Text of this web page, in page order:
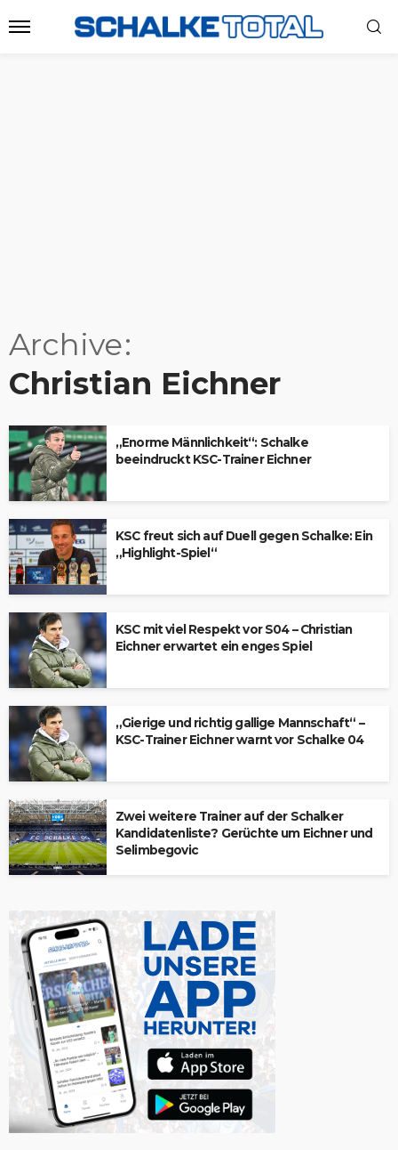
Archive
Christian Eichner
„Enorme Männlichkeit“: Schalke
beeindruckt KSC-Trainer Eichner
KSC freut sich auf Duell gegen Schalke: Ein
„Highlight-Spiel“
KSC mit viel Respekt vor S04 – Christian
Eichner erwartet ein enges Spiel
„Gierige und richtig gallige Mannschaft“ –
KSC-Trainer Eichner warnt vor Schalke 04
Zwei weitere Trainer auf der Schalker
Kandidatenliste? Gerüchte um Eichner und
Selimbegovic